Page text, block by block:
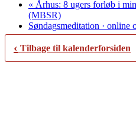
« Århus: 8 ugers forløb i
(MBSR)
Søndagsmeditation · online
‹ Tilbage til kalenderforsiden